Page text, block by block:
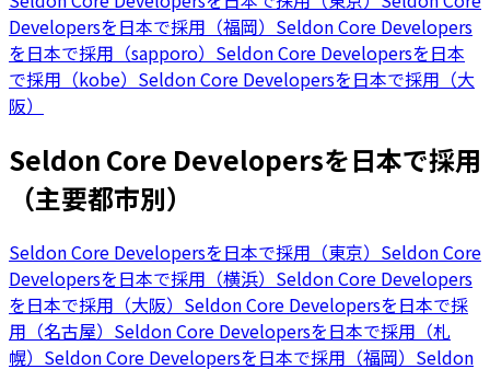
Developersを日本で採用（福岡） Seldon Core Developers
を日本で採用（sapporo） Seldon Core Developersを日本
で採用（kobe） Seldon Core Developersを日本で採用（大
阪）
Seldon Core Developersを日本で採用
（主要都市別）
Seldon Core Developersを日本で採用（東京） Seldon Core
Developersを日本で採用（横浜） Seldon Core Developers
を日本で採用（大阪） Seldon Core Developersを日本で採
用（名古屋） Seldon Core Developersを日本で採用（札
幌） Seldon Core Developersを日本で採用（福岡） Seldon